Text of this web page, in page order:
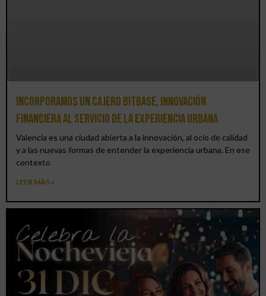
Incorporamos un cajero BitBase, innovación
financiera al servicio de la experiencia urbana
Valencia es una ciudad abierta a la innovación, al ocio de calidad
y a las nuevas formas de entender la experiencia urbana. En ese
contexto
LEER MÁS »